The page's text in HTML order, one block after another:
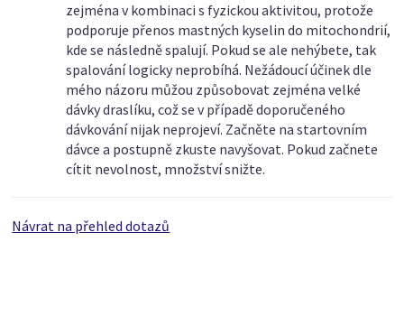
zejména v kombinaci s fyzickou aktivitou, protože
podporuje přenos mastných kyselin do mitochondrií,
kde se následně spalují. Pokud se ale nehýbete, tak
spalování logicky neprobíhá. Nežádoucí účinek dle
mého názoru můžou způsobovat zejména velké
dávky draslíku, což se v případě doporučeného
dávkování nijak neprojeví. Začněte na startovním
dávce a postupně zkuste navyšovat. Pokud začnete
cítit nevolnost, množství snižte.
Návrat na přehled dotazů